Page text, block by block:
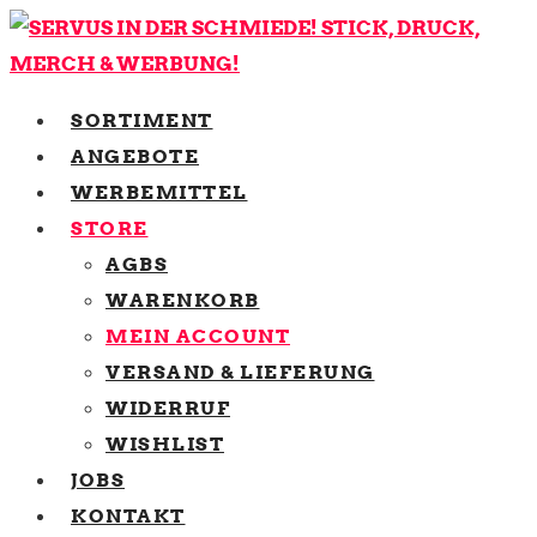
SORTIMENT
ANGEBOTE
WERBEMITTEL
STORE
AGBS
WARENKORB
MEIN ACCOUNT
VERSAND & LIEFERUNG
WIDERRUF
WISHLIST
JOBS
KONTAKT